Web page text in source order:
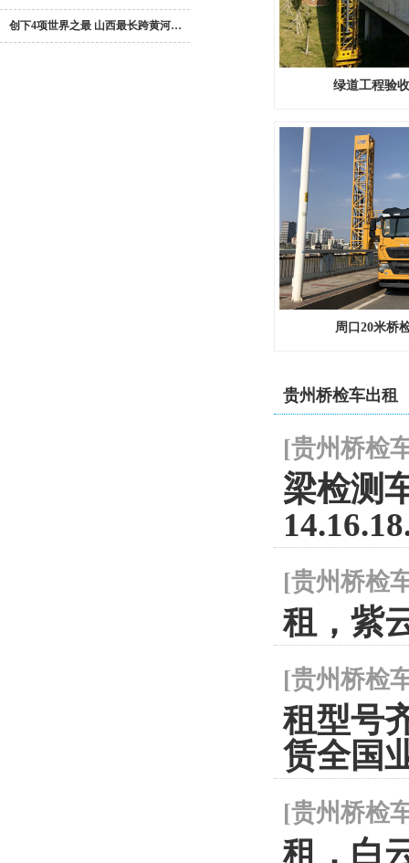
创下4项世界之最 山西最长跨黄河…
绿道工程验
周口20米桥
贵州桥检车出租
[贵州桥检
梁检测
[贵州桥检
租，紫
[贵州桥检
租型号
赁全国
[贵州桥检
租，白